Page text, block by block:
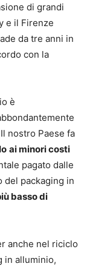
di grandi
e il Firenze
da tre anni in
con la
è
nostro Paese fa
ai minori costi
pagato dalle
del packaging in
basso di
anche nel riciclo
in alluminio,